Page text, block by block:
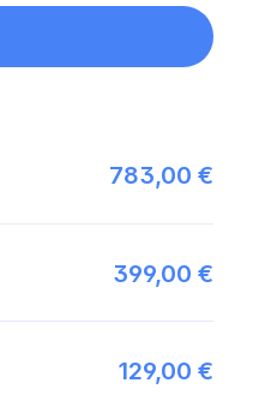
783,00 €
399,00 €
129,00 €